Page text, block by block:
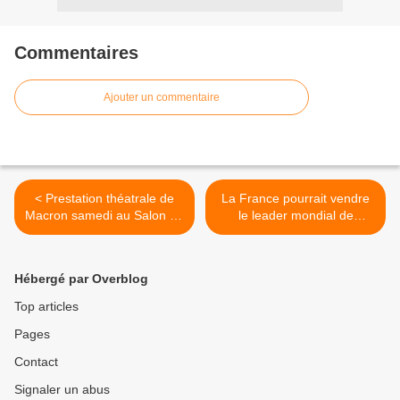
Commentaires
Ajouter un commentaire
< Prestation théatrale de
Macron samedi au Salon de
l'Agriculture
La France pourrait vendre
le leader mondial de
l'intelligence artificielle dans
Hébergé par Overblog
Top articles
Pages
Contact
Signaler un abus